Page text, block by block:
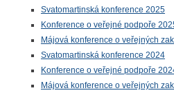
Svatomartinská konference 2025
Konference o veřejné podpoře
Májová konference o veřejných
Svatomartinská konference 2024
Konference o veřejné podpoře
Májová konference o veřejných